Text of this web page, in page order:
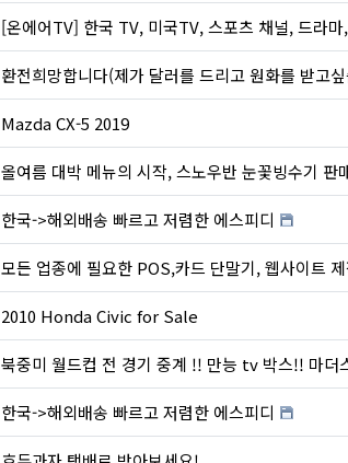
[온에어TV] 한국 TV, 미국TV, 스포츠 채널, 드라마, 영화 시청 (월드컵 전 경기 시청)
환전희망합니다(제가 달러를 드리고 원화를 받고
Mazda CX-5 2019
올여름 대박 메뉴의 시작, 스노우반 눈꽃빙수기 판
한국->해외배송 빠르고 저렴한 에스피디
모든 업종에 필요한 POS,카드 단말기, 웹사이트 제작 및 온라인 광고를 한
2010 Honda Civic for Sale
북중미 월드컵 전 경기 중계 !! 만능 tv 박스!! 마더스 데이 효
한국->해외배송 빠르고 저렴한 에스피디